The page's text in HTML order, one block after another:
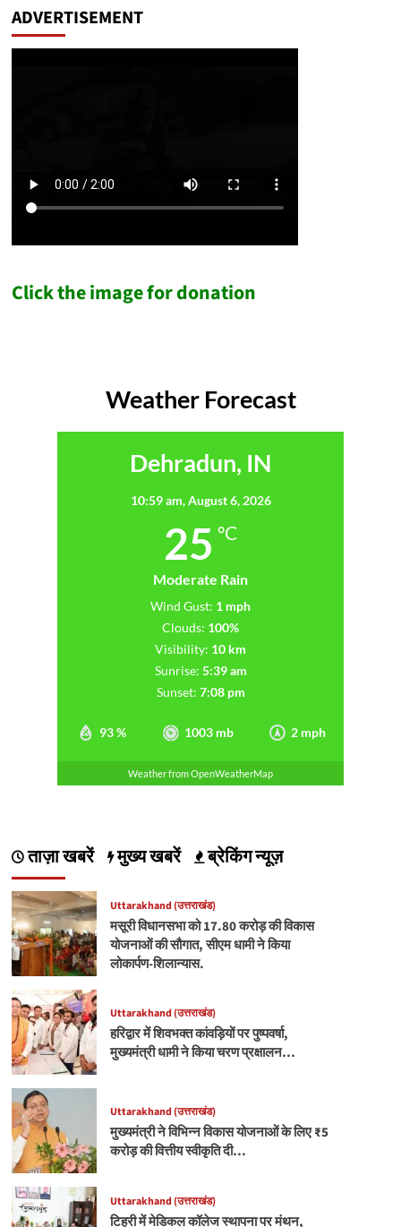
ADVERTISEMENT
Click the image for donation
Weather Forecast
Dehradun, IN
10:59 am,August 6, 2026
25 °C
Moderate Rain
93 % 1003 mb 2 mph
Wind Gust: 1 mph
Clouds: 100%
Visibility: 10 km
Sunrise: 5:39 am
Sunset: 7:08 pm
Weather from OpenWeatherMap
ताज़ा खबरें मुख्य खबरें ब्रेकिंग न्यूज़
Uttarakhand (उत्तराखंड)
मसूरी विधानसभा को 17.80 करोड़ की विकास
योजनाओं की सौगात, सीएम धामी ने किया
लोकार्पण-शिलान्यास.
Uttarakhand (उत्तराखंड)
हरिद्वार में शिवभक्त कांवड़ियों पर पुष्पवर्षा,
मुख्यमंत्री धामी ने किया चरण प्रक्षालन…
Uttarakhand (उत्तराखंड)
मुख्यमंत्री ने विभिन्न विकास योजनाओं के लिए ₹5
करोड़ की वित्तीय स्वीकृति दी…
Uttarakhand (उत्तराखंड)
टिहरी में मेडिकल कॉलेज स्थापना पर मंथन,